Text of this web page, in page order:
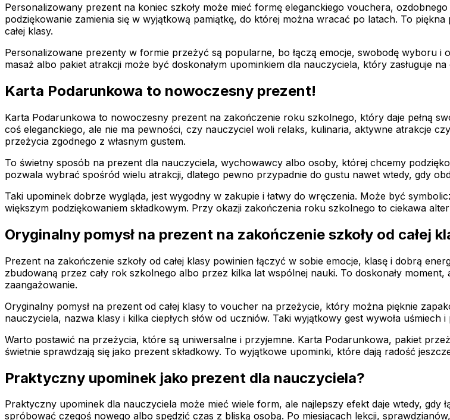
Personalizowany prezent na koniec szkoły może mieć formę eleganckiego vouchera,
podziękowanie zamienia się w wyjątkową pamiątkę, do której można wracać po latach. To
całej klasy.
Personalizowane prezenty w formie przeżyć są popularne, bo łączą emocje, swobodę wyboru
masaż albo pakiet atrakcji może być doskonałym upominkiem dla nauczyciela, który zasługuje
Karta Podarunkowa to nowoczesny prezent!
Karta Podarunkowa to nowoczesny prezent na zakończenie roku szkolnego, który daje pełną
coś eleganckiego, ale nie ma pewności, czy nauczyciel woli relaks, kulinaria, aktywne atrakcje
przeżycia zgodnego z własnym gustem.
To świetny sposób na prezent dla nauczyciela, wychowawcy albo osoby, której chcemy
pozwala wybrać spośród wielu atrakcji, dlatego pewno przypadnie do gustu nawet wtedy, gdy
Taki upominek dobrze wygląda, jest wygodny w zakupie i łatwy do wręczenia. Może być
większym podziękowaniem składkowym. Przy okazji zakończenia roku szkolnego to ciekawa
Oryginalny pomysł na prezent na zakończenie szkoły od całej
Prezent na zakończenie szkoły od całej klasy powinien łączyć w sobie emocje, klasę i dobrą
zbudowaną przez cały rok szkolnego albo przez kilka lat wspólnej nauki. To doskonały
zaangażowanie.
Oryginalny pomysł na prezent od całej klasy to voucher na przeżycie, który można pięknie
nauczyciela, nazwa klasy i kilka ciepłych słów od uczniów. Taki wyjątkowy gest wywoła
Warto postawić na przeżycia, które są uniwersalne i przyjemne. Karta Podarunkowa, pakiet
świetnie sprawdzają się jako prezent składkowy. To wyjątkowe upominki, które dają radość
Praktyczny upominek jako prezent dla nauczyciela?
Praktyczny upominek dla nauczyciela może mieć wiele form, ale najlepszy efekt daje wtedy,
spróbować czegoś nowego albo spędzić czas z bliską osobą. Po miesiącach lekcji,